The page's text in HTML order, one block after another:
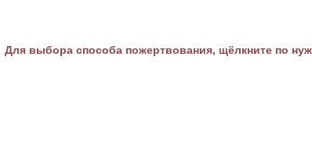
Для выбора способа пожертвования, щёлкните по